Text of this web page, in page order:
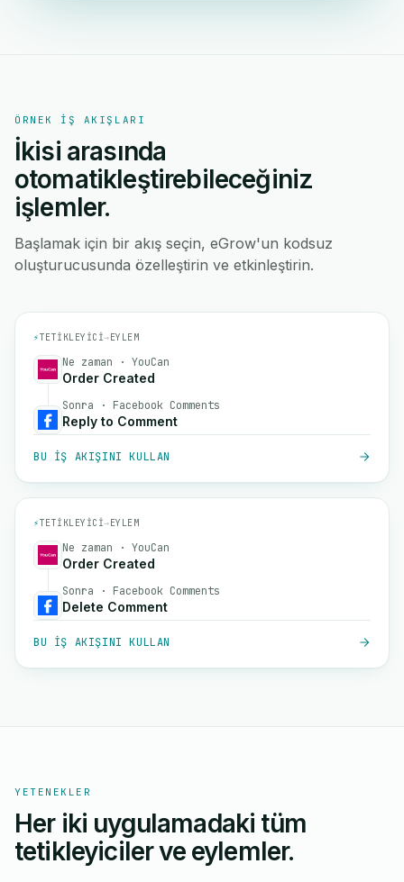
ÖRNEK IŞ AKIŞLARI
İkisi arasında
otomatikleştirebileceğiniz
işlemler.
Başlamak için bir akış seçin, eGrow'un kodsuz
oluşturucusunda özelleştirin ve etkinleştirin.
⚡TETIKLEYICI→EYLEM
Ne zaman · YouCan
Order Created
Sonra · Facebook Comments
Reply to Comment
BU IŞ AKIŞINI KULLAN
⚡TETIKLEYICI→EYLEM
Ne zaman · YouCan
Order Created
Sonra · Facebook Comments
Delete Comment
BU IŞ AKIŞINI KULLAN
YETENEKLER
Her iki uygulamadaki tüm
tetikleyiciler ve eylemler.